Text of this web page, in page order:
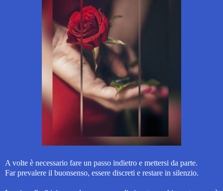
A volte è necessario fare un passo indietro e mettersi da parte.
Far prevalere il buonsenso, essere discreti e restare in silenzio.